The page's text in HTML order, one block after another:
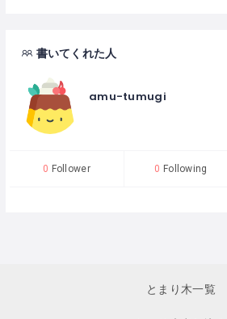
書いてくれた人
amu-tumugi
0 Follower 0 Following
とまり木一覧